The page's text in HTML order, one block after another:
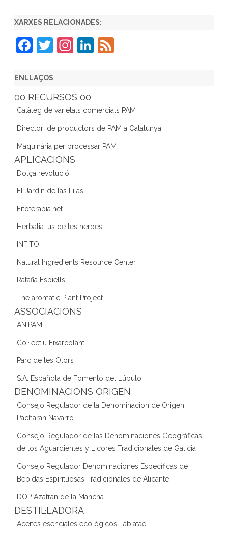
XARXES RELACIONADES:
F
c
e
b
o
o
k
T
er
In
gr
a
m
Li
dI
n
ENLLAÇOS
00 RECURSOS 00
Catàleg de varietats comercials PAM
Directori de productors de PAM a Catalunya
Maquinària per processar PAM
APLICACIONS
Dolça revolució
El Jardín de las Lilas
Fitoterapia.net
Herbalia: us de les herbes
INFITO
Natural Ingredients Resource Center
Ratafia Espiells
The aromatic Plant Project
ASSOCIACIONS
ANIPAM
Col·lectiu Eixarcolant
Parc de les Olors
S.A. Española de Fomento del Lúpulo
DENOMINACIONS ORIGEN
Consejo Regulador de la Denominacion de Origen
Pacharan Navarro
Consejo Regulador de las Denominaciones Geográficas
de los Aguardientes y Licores Tradicionales de Galicia
Consejo Regulador Denominaciones Específicas de
Bebidas Espirituosas Tradicionales de Alicante
DOP Azafran de la Mancha
DESTIL·LADORA
Aceites esenciales ecológicos Labiatae